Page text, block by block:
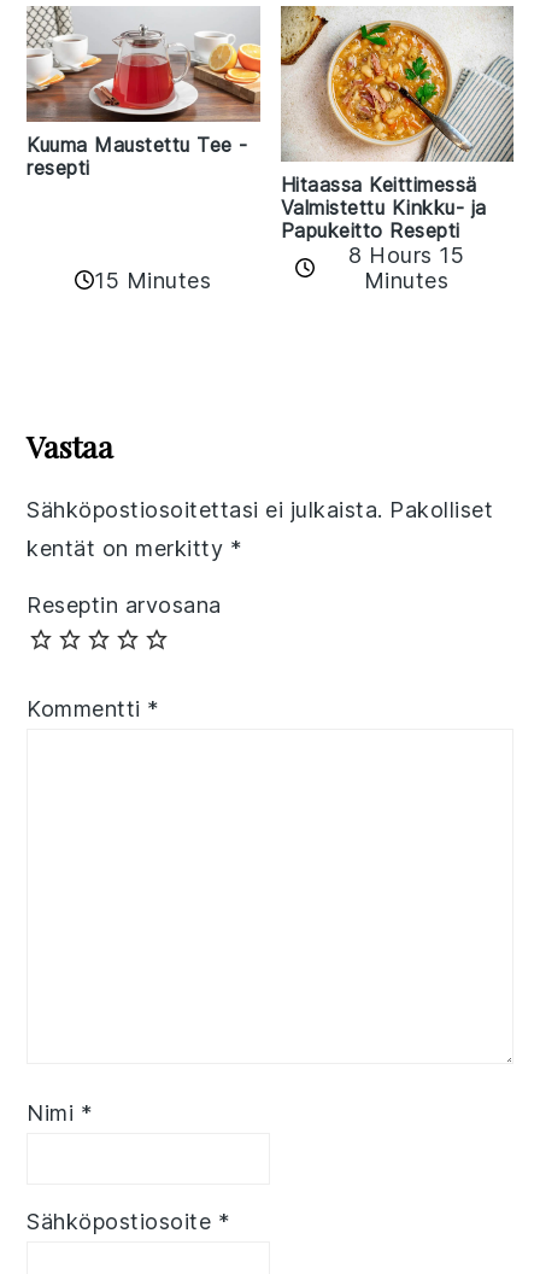
Kuuma Maustettu Tee -
resepti
15 Minutes
Hitaassa Keittimessä
Valmistettu Kinkku- ja
Papukeitto Resepti
8 Hours 15
Minutes
Interactions
Vastaa
Sähköpostiosoitettasi ei julkaista. Pakolliset
kentät on merkitty *
Reseptin arvosana
Kommentti *
Nimi *
Sähköpostiosoite *